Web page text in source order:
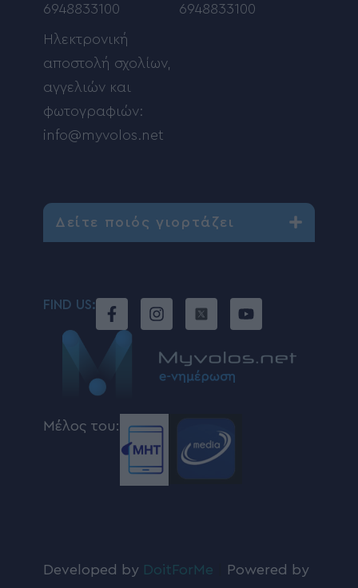
6948833100
Ηλεκτρονική
αποστολή σχολίων,
αγγελιών και
φωτογραφιών:
info@myvolos.net
6948833100
Δείτε ποιός γιορτάζει
FIND US:
Μέλος του:
Developed by DoitForMe
Powered by